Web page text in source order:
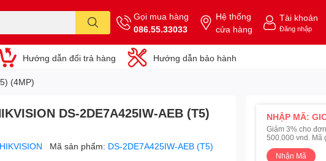
Gọi mua hàng
086.55.33033
Hệ thống
cửa hàng
Tài khoản
Đăng nhập
Hướng dẫn đổi trả hàng Hướng dẫn bảo hành
(4MP)
DS-2DE7A425IW-AEB (T5)
HIKVISION Mã sản phẩm: DS-2DE7A425IW-AEB (T5)
NHẬP MÃ:
Giảm 3% cho
500.000 vnd. Mã
Nhận Mã